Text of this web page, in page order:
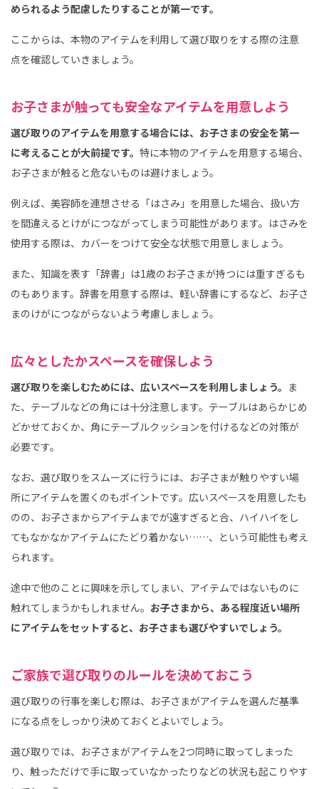
められるよう配慮したりすることが第一です。
ここからは、本物のアイテムを利用して選び取りをする際の注意
点を確認していきましょう。
お子さまが触っても安全なアイテムを用意しよう
選び取りのアイテムを用意する場合には、お子さまの安全を第一
に考えることが大前提です。 特に本物のアイテムを用意する場合、
お子さまが触ると危ないものは避けましょう。
例えば、美容師を連想させる「はさみ」を用意した場合、扱い方
を間違えるとけがにつながってしまう可能性があります。はさみを
使用する際は、カバーをつけて安全な状態で用意しましょう。
また、知識を表す「辞書」は1歳のお子さまが持つには重すぎるも
のもあります。辞書を用意する際は、軽い辞書にするなど、お子さ
まのけがにつながらないよう考慮しましょう。
広々としたかスペースを確保しよう
選び取りを楽しむためには、広いスペースを利用しましょう。 ま
た、テーブルなどの角には十分注意します。テーブルはあらかじめ
どかせておくか、角にテーブルクッションを付けるなどの対策が
必要です。
なお、選び取りをスムーズに行うには、お子さまが触りやすい場
所にアイテムを置くのもポイントです。広いスペースを用意したも
のの、お子さまからアイテムまでが遠すぎると合、ハイハイをし
てもなかなかアイテムにたどり着かない……、という可能性も考え
られます。
途中で他のことに興味を示してしまい、アイテムではないものに
触れてしまうかもしれません。 お子さまから、ある程度近い場所
にアイテムをセットすると、お子さまも選びやすいでしょう。
ご家族で選び取りのルールを決めておこう
選び取りの行事を楽しむ際は、お子さまがアイテムを選んだ基準
になる点をしっかり決めておくとよいでしょう。
選び取りでは、お子さまがアイテムを2つ同時に取ってしまった
り、触っただけで手に取っていなかったりなどの状況も起こりやす